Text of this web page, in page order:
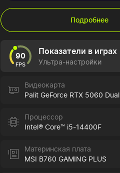
Подробнее
90
FPS
Показатели в играх
Ультра-настройки
Видеокарта
Palit GeForce RTX 5060 Dual
Процессор
Intel® Core™ i5-14400F
Материнская плата
MSI B760 GAMING PLUS